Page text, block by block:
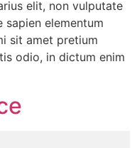
elit, non vulputate
elementum
sit amet pretium
odio, in dictum enim